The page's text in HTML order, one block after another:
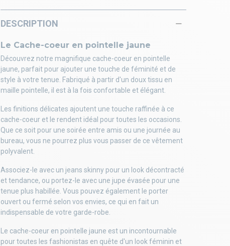
DESCRIPTION
Le Cache-coeur en pointelle jaune
Découvrez notre magnifique cache-coeur en pointelle
jaune, parfait pour ajouter une touche de féminité et de
style à votre tenue. Fabriqué à partir d'un doux tissu en
maille pointelle, il est à la fois confortable et élégant.
Les finitions délicates ajoutent une touche raffinée à ce
cache-coeur et le rendent idéal pour toutes les occasions.
Que ce soit pour une soirée entre amis ou une journée au
bureau, vous ne pourrez plus vous passer de ce vêtement
polyvalent.
Associez-le avec un jeans skinny pour un look décontracté
et tendance, ou portez-le avec une jupe évasée pour une
tenue plus habillée. Vous pouvez également le porter
ouvert ou fermé selon vos envies, ce qui en fait un
indispensable de votre garde-robe.
Le cache-coeur en pointelle jaune est un incontournable
pour toutes les fashionistas en quête d'un look féminin et